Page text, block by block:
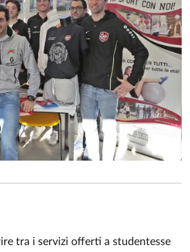
tra i servizi offerti a studentesse